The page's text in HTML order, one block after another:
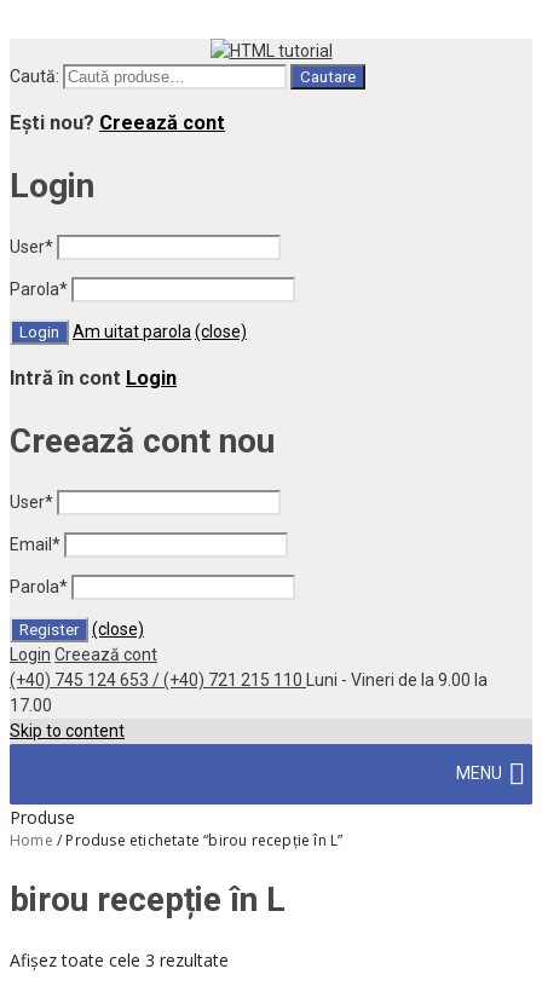
Caută: Cautare
Ești nou? Creează cont
Login
User*
Parola*
Am uitat parola (close)
Intră în cont Login
Creează cont nou
User*
Email *
Parola*
(close)
Login Creează cont
(+40) 745 124 653 / (+40) 721 215 110
Luni - Vineri de la 9.00 la
17.00
Skip to content
MENU
Produse
Home / Produse etichetate “birou recepție în L”
birou recepție în L
Afișez toate cele 3 rezultate